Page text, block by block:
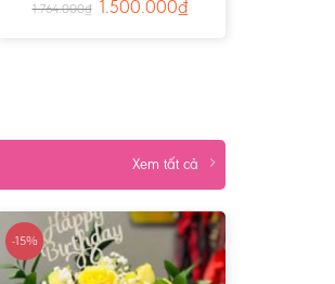
1.764.000₫ 1.500.000₫
Xem tất cả
-15%